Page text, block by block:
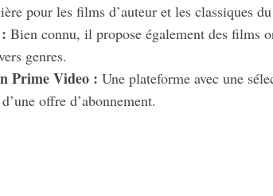
pour les films d’auteur et les classiques
Bien connu, il propose également des films
genres.
Prime Video : Une plateforme avec une
offre d’abonnement.